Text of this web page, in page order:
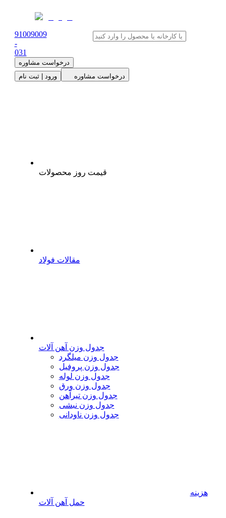
91009009
-
031
درخواست مشاوره
ورود | ثبت نام
درخواست مشاوره
قیمت روز محصولات
مقالات فولاد
جدول وزن آهن آلات
جدول وزن میلگرد
جدول وزن پروفیل
جدول وزن لوله
جدول وزن ورق
جدول وزن تیرآهن
جدول وزن نبشی
جدول وزن ناودانی
هزینه
حمل آهن آلات